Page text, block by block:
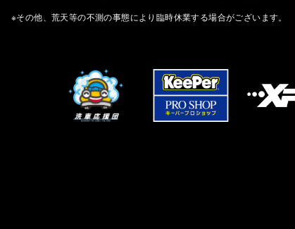
※その他、荒天等の不測の事態により臨時休業する場合がございます。